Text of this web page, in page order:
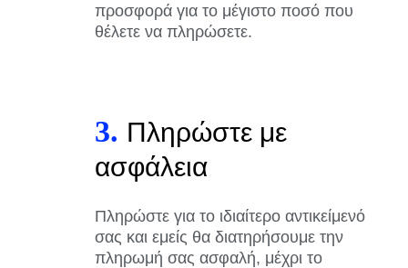
προσφορά για το μέγιστο ποσό που
θέλετε να πληρώσετε.
3. Πληρώστε με
ασφάλεια
Πληρώστε για το ιδιαίτερο αντικείμενό
σας και εμείς θα διατηρήσουμε την
πληρωμή σας ασφαλή, μέχρι το